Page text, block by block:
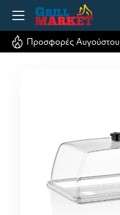
Προσφορές Αυγούστου